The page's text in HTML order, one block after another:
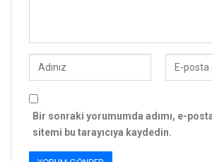
Bir sonraki yorumumda adımı, e-
sitemi bu tarayıcıya kaydedin.